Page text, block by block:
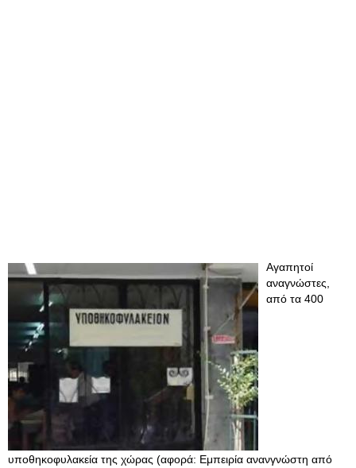
Αγαπητοί
αναγνώστες,
από τα 400
υποθηκοφυλακεία της χώρας (αφορά: Εμπειρία ανανγνώστη από